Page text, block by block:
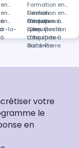
la-
Formation en
Gestion
d'équipes à
Lyon
Formation en
Gestion
d'équipes à
Labastide-
Saint-Pierre
Formations
dans Gestion
d'équipes à
distance
votre
le
en